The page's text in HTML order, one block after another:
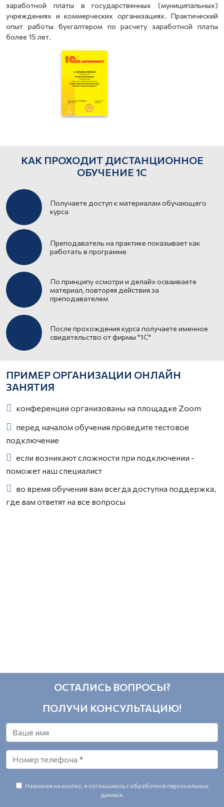
заработной платы в государственных (муниципальных)
учреждениях и коммерческих организациях. Практический
опыт работы бухгалтером по расчету заработной платы
более 15 лет.
КАК ПРОХОДИТ ДИСТАНЦИОННОЕ
ОБУЧЕНИЕ 1С
Получаете доступ к материалам обучающего
курса
Преподаватель на практике показывает как
работать в программе
По принципу «смотри и делай» осваиваете
материал, повторяя действия за
преподавателем
После прохождения курса получаете именное
свидетельство от фирмы "1С"
ПРИМЕР ОРГАНИЗАЦИИ ОНЛАЙН
ЗАНЯТИЯ
конференции организованы на площадке Zoom
перед началом обучения проведите тестовое
подключение
если возникают сложности при подключении -
поможет наш специалист
во время обучения вам всегда доступна поддержка,
где вам ответят на все вопросы
ОСТАЛИСЬ ВОПРОСЫ?
ПОЛУЧИ КОНСУЛЬТАЦИЮ!
Нажимая на кнопку, я соглашаюсь с обработкой персональных
данных.